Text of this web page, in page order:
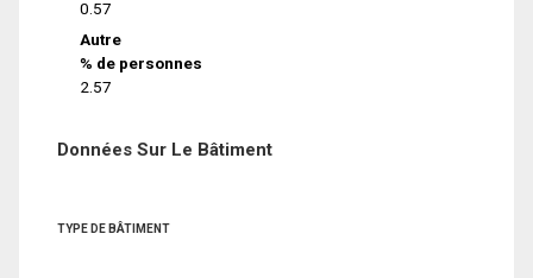
0.57
Autre
% de personnes
2.57
Données Sur Le Bâtiment
TYPE DE BÂTIMENT